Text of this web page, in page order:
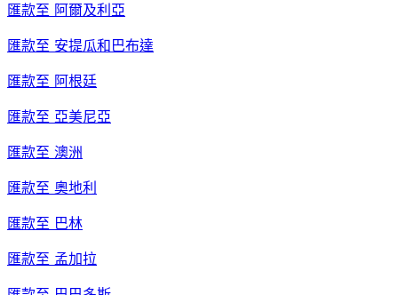
匯款至 阿爾及利亞
匯款至 安提瓜和巴布達
匯款至 阿根廷
匯款至 亞美尼亞
匯款至 澳洲
匯款至 奧地利
匯款至 巴林
匯款至 孟加拉